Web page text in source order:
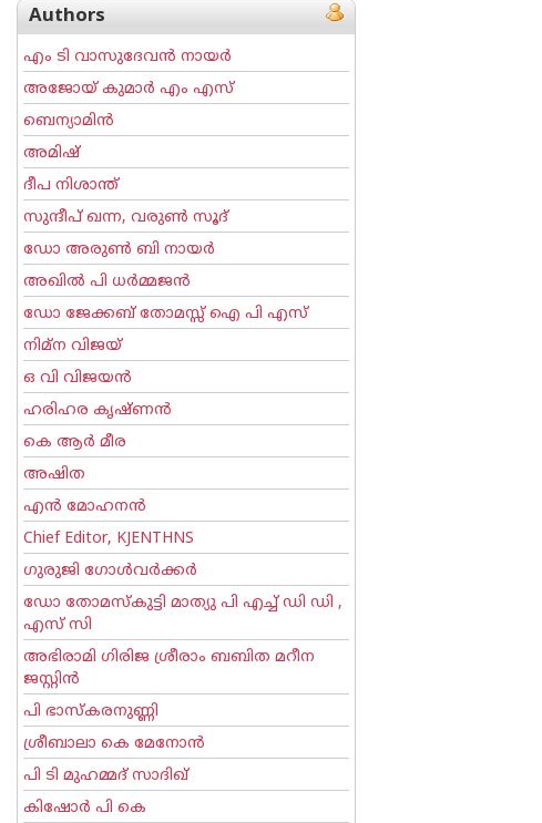
Authors
എം ടി വാസുദേവന്‍ നായര്‍
അജോയ് കുമാര്‍ എം എസ്
ബെന്യാമിന്‍
അമിഷ്
ദീപ നിശാന്ത്
സുന്ദീപ് ഖന്ന, വരുൺ സൂദ്
ഡോ അരുണ്‍ ബി നായര്‍
അഖില്‍ പി ധര്‍മ്മജന്‍
ഡോ ജേക്കബ് തോമസ്സ് ഐ പി എസ്
നിമ്ന വിജയ്
ഒ വി വിജയന്‍
ഹരിഹര കൃഷ്ണൻ
കെ ആര്‍ മീര
അഷിത
എന്‍ മോഹനന്‍
Chief Editor, KJENTHNS
ഗുരുജി ഗോള്‍‌വര്‍ക്കര്‍
ഡോ തോമസ്കുട്ടി മാത്യു പി എച്ച് ഡി ഡി ,
എസ് സി
അഭിരാമി ഗിരിജ ശ്രീരാം ബബിത മറീന
ജസ്റ്റിന്‍
പി ഭാസ്കരനുണ്ണി
ശ്രീബാലാ കെ മേനോന്‍
പി ടി മുഹമ്മദ് സാദിഖ്‌
കിഷോർ പി കെ